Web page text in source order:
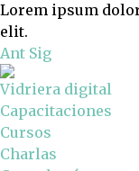
Lorem ipsum
elit.
Ant Sig
Vidriera digital
Capacitaciones
Cursos
Charlas